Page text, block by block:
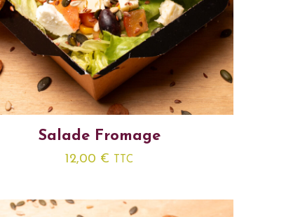
Salade Fromage
12,00 € TTC